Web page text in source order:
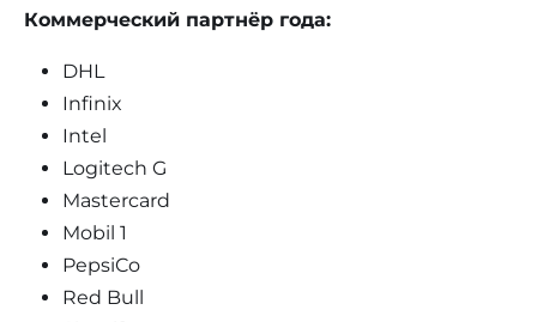
Коммерческий партнёр года:
DHL
Infinix
Intel
Logitech G
Mastercard
Mobil 1
PepsiCo
Red Bull